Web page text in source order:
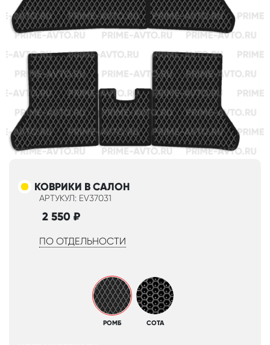
КОВРИКИ В САЛОН
АРТУКУЛ: EV37031
2 550 ₽
ПО ОТДЕЛЬНОСТИ
РОМБ СОТА